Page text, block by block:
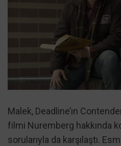
Malek, Deadline’ın
filmi Nuremberg hakkında
sorularıyla da karşılaştı.